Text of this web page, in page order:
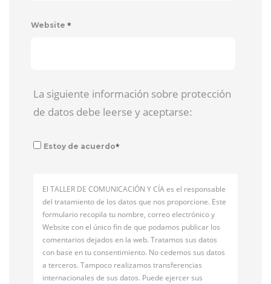
Website *
La siguiente información sobre protección
de datos debe leerse y aceptarse:
Estoy de acuerdo*
El TALLER DE COMUNICACIÓN Y CÍA es el responsable
del tratamiento de los datos que nos proporcione. Este
formulario recopila tu nombre, correo electrónico y
Website con el único fin de que podamos publicar los
comentarios dejados en la web. Tratamos sus datos
con base en tu consentimiento. No cedemos sus datos
a terceros. Tampoco realizamos transferencias
internacionales de sus datos. Puede ejercer sus